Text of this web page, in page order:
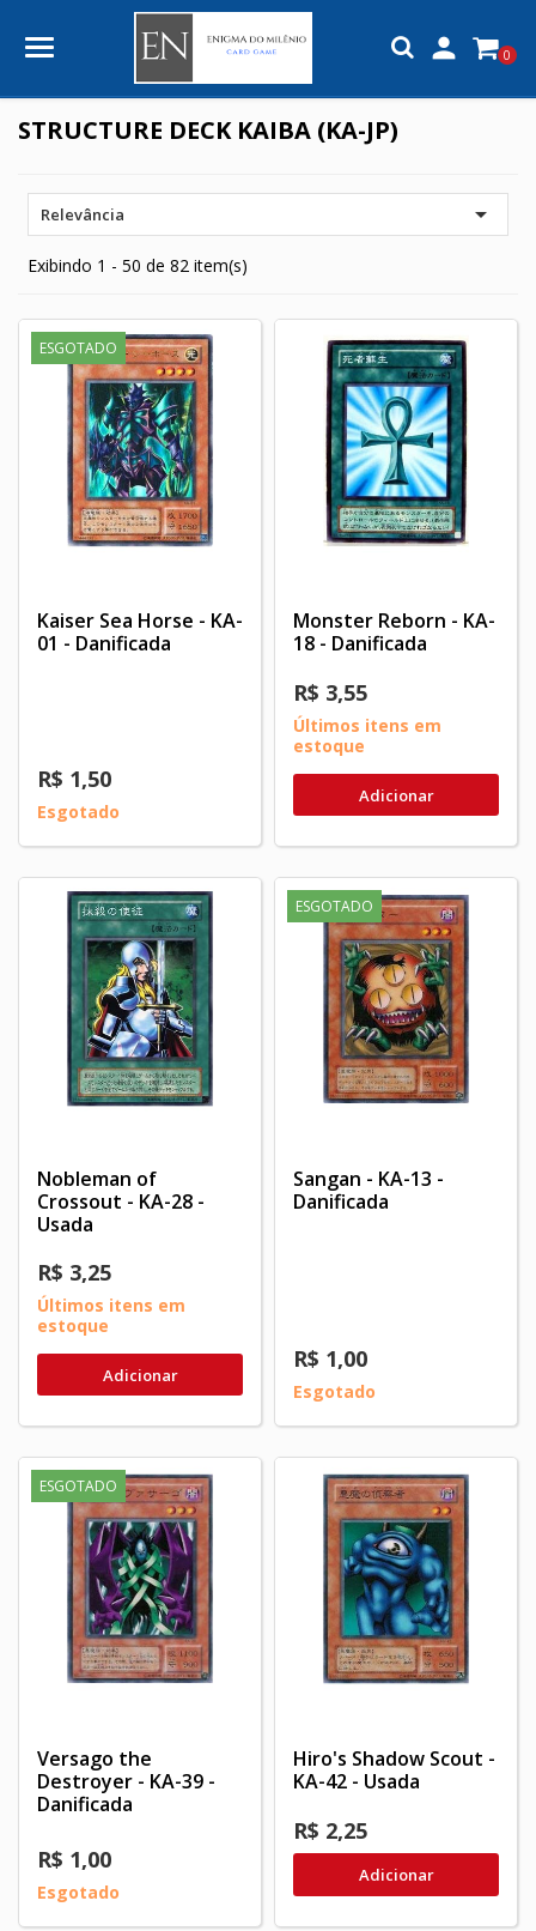
 0
STRUCTURE DECK KAIBA (KA-JP)
Relevância 
Exibindo 1 - 50 de 82 item(s)
ESGOTADO
Kaiser Sea Horse - KA-
01 - Danificada
R$ 1,50
Esgotado
Monster Reborn - KA-
18 - Danificada
R$ 3,55
Últimos itens em
estoque
Adicionar
Nobleman of
Crossout - KA-28 -
Usada
R$ 3,25
Últimos itens em
estoque
Adicionar
ESGOTADO
Sangan - KA-13 -
Danificada
R$ 1,00
Esgotado
ESGOTADO
Versago the
Destroyer - KA-39 -
Danificada
R$ 1,00
Esgotado
Hiro's Shadow Scout -
KA-42 - Usada
R$ 2,25
Adicionar